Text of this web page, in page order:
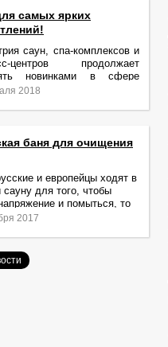
самых ярких
саун, спа-комплексов и
центров продолжает
новинками в сфере
и ухода за телом.
2018
баня для очищения
и европейцы ходят в
для того, чтобы
и помыться, то
Японии идут туда за
2017